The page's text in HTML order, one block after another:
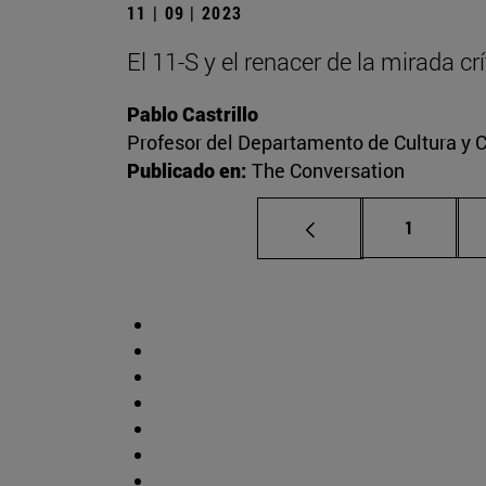
11 | 09 | 2023
El 11-S y el renacer de la mirada
Pablo Castrillo
Profesor del Departamento de Cultura y
Publicado en: The Conversation
Página
1